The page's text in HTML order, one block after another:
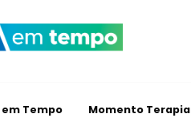
Tempo Momento Terapia